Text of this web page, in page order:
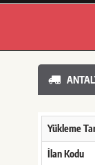
Yükleme
İlan Kodu